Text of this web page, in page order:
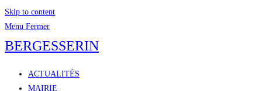
Skip to content
Menu Fermer
BERGESSERIN
ACTUALITÉS
MAIRIE